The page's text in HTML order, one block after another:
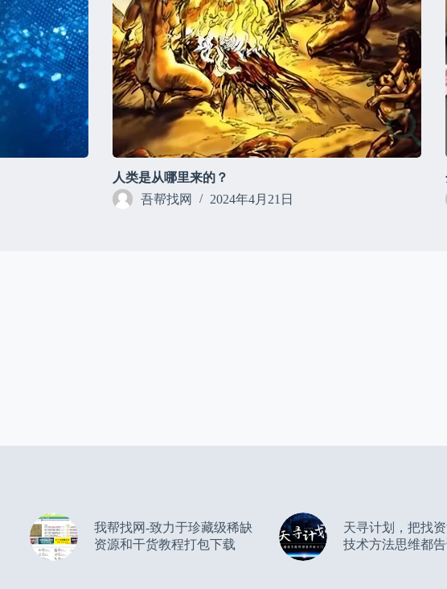
人类是从哪里来的？
吾帮找网
2024年4月21日
我帮找网-致力于珍藏级稀缺
资源和干货教程打包下载
天寻计划，把找
技术方法思维都